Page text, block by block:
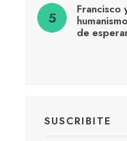
Francisco
de
SUSCRIBITE